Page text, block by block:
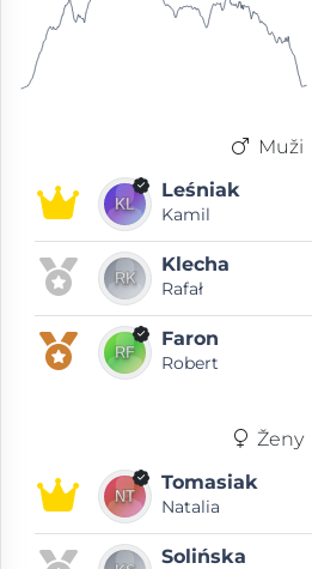
Muži
Leśniak
Kamil
Klecha
Rafał
Faron
Robert
Ženy
Tomasiak
Natalia
Solińska